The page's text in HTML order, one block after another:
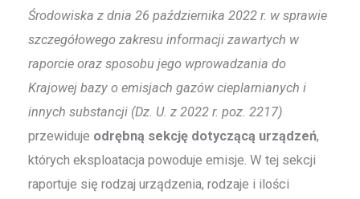
Środowiska z dnia 26 października 2022 r. w sprawie
szczegółowego zakresu informacji zawartych w
raporcie oraz sposobu jego wprowadzania do
Krajowej bazy o emisjach gazów cieplarnianych i
innych substancji (Dz. U. z 2022 r. poz. 2217)
przewiduje odrębną sekcję dotyczącą urządzeń,
których eksploatacja powoduje emisje. W tej sekcji
raportuje się rodzaj urządzenia, rodzaje i ilości